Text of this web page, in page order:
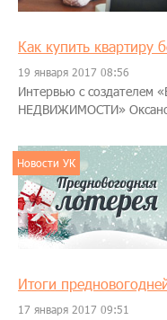
Как купить квартиру
19 января 2017 08:56
Интервью с
НЕДВИЖИМОСТИ»
Новости УК
Итоги
17 января 2017 09:51